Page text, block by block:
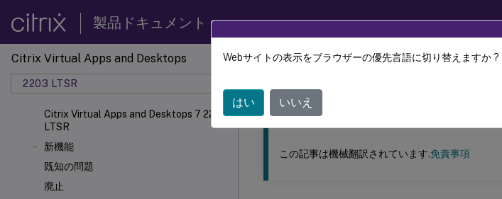
製品ドキュメント
Citrix Virtual Apps and Desktops
2203 LTSR
Citrix Virtual Apps and Desktops 7 2203
LTSR
新機能
既知の問題
廃止
このコンテンツは動的に機械翻訳されています。
Citrix Virtual Apps and Desktops 7 2203 LTSR
この記事は機械翻訳されています.免責事項
Webサイトの表示をブラウザーの優先言語に切り替えますか ?
はい いいえ